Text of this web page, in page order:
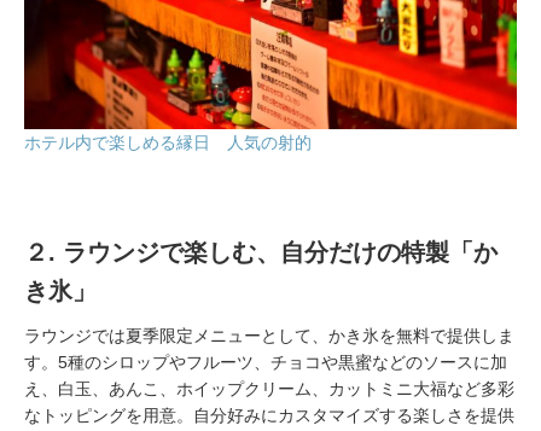
ホテル内で楽しめる縁日 人気の射的
２. ラウンジで楽しむ、自分だけの特製「か
き氷」
ラウンジでは夏季限定メニューとして、かき氷を無料で提供しま
す。5種のシロップやフルーツ、チョコや黒蜜などのソースに加
え、白玉、あんこ、ホイップクリーム、カットミニ大福など多彩
なトッピングを用意。自分好みにカスタマイズする楽しさを提供